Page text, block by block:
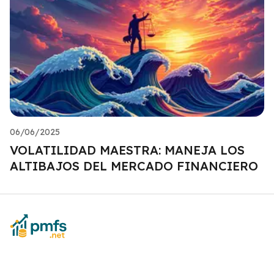
06/06/2025
VOLATILIDAD MAESTRA: MANEJA LOS
ALTIBAJOS DEL MERCADO FINANCIERO